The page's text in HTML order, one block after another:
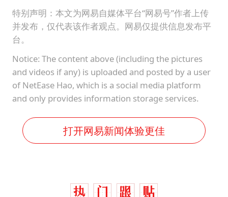
特别声明：本文为网易自媒体平台“网易号”作者上传
并发布，仅代表该作者观点。网易仅提供信息发布平
台。
Notice: The content above (including the pictures
and videos if any) is uploaded and posted by a user
of NetEase Hao, which is a social media platform
and only provides information storage services.
打开网易新闻体验更佳